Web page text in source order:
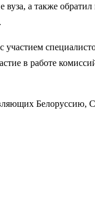
а также
в работе